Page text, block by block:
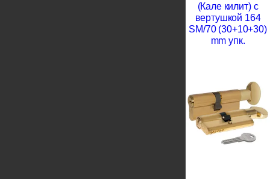
(Кале килит) с
вертушкой 164
SM/70 (30+10+30)
mm упк.